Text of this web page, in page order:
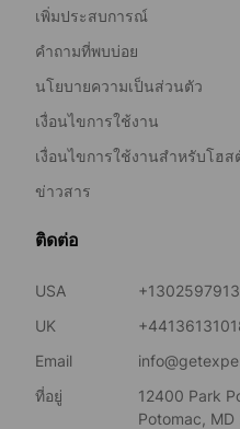
เพิ่มประสบการณ์
คำถามที่พบบ่อย
นโยบายความเป็นส่วนตัว
เงื่อนไขการใช้งาน
เงื่อนไขการใช้งานสำหรับโฮส
ข่าวสาร
ติดต่อ
USA
UK
Email
ที่อยู่
12400 Park
Potomac,